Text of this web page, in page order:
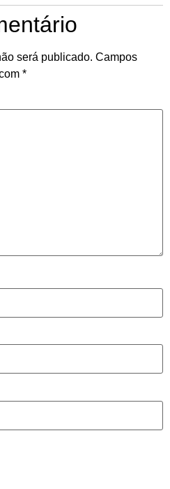
será publicado. Campos
*